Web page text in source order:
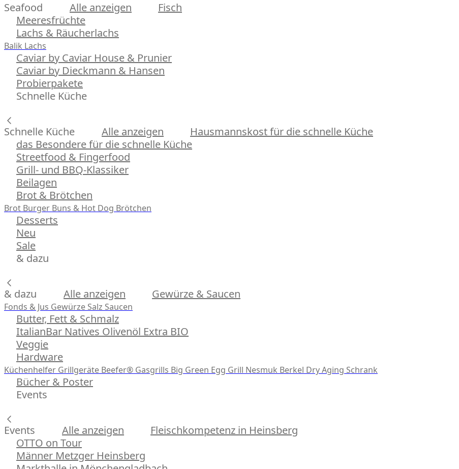
Seafood Alle anzeigen
Fisch
Meeresfrüchte
Lachs & Räucherlachs
Balik Lachs
Caviar by Caviar House & Prunier
Caviar by Dieckmann & Hansen
Probierpakete
Schnelle Küche
Schnelle Küche Alle anzeigen
Hausmannskost für die schnelle Küche
das Besondere für die schnelle Küche
Streetfood & Fingerfood
Grill- und BBQ-Klassiker
Beilagen
Brot & Brötchen
Brot Burger Buns & Hot Dog Brötchen
Desserts
Neu
Sale
& dazu
& dazu Alle anzeigen Gewürze & Saucen
Fonds & Jus Gewürze Salz Saucen
Butter, Fett & Schmalz
ItalianBar Natives Olivenöl Extra BIO
Veggie
Hardware
Küchenhelfer Grillgeräte Beefer® Gasgrills Big Green Egg Grill Nesmuk Berkel Dry Aging Schrank
Bücher & Poster
Events
Events Alle anzeigen
Fleischkompetenz in Heinsberg
OTTO on Tour
Männer Metzger Heinsberg